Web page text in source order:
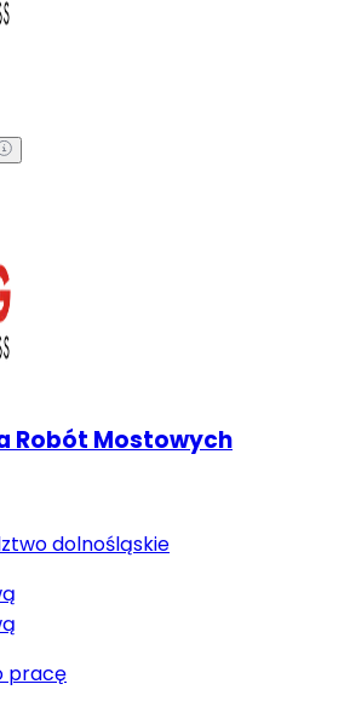
Robót Mostowych
dolnośląskie
pracę